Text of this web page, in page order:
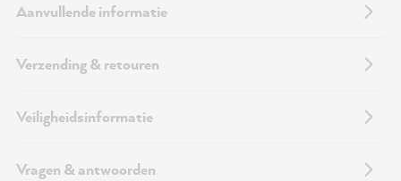
Aanvullende informatie
Verzending & retouren
Veiligheidsinformatie
Vragen & antwoorden